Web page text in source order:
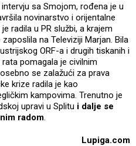
sa Smojom, rođena je u
novinarstvo i orijentalne
radila u PR službi, a krajem
na Televiziji Marjan. Bila
ORF-a i drugih tiskanih i
pomagala je civilnim
se zalažući za prava
krize radila je kao
kampovima. Trenutno je
upravi u Splitu i dalje se
radom.
Lupiga.com